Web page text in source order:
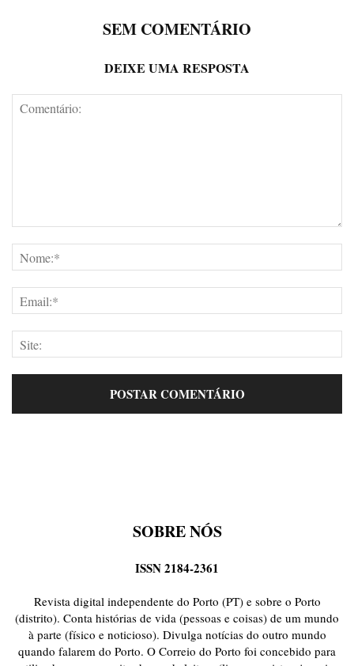
SEM COMENTÁRIO
DEIXE UMA RESPOSTA
SOBRE NÓS
ISSN 2184-2361
Revista digital independente do Porto (PT) e sobre o Porto
(distrito). Conta histórias de vida (pessoas e coisas) de um mundo
à parte (físico e noticioso). Divulga notícias do outro mundo
quando falarem do Porto. O Correio do Porto foi concebido para